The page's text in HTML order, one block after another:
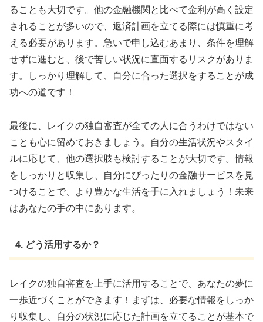
ることも大切です。他の金融機関と比べて金利が高く設定
されることが多いので、返済計画を立てる際には慎重に考
える必要があります。急いで申し込むあまり、条件を理解
せずに進むと、後で苦しい状況に直面するリスクがありま
す。しっかり理解して、自分に合った選択をすることが成
功への道です！
最後に、レイクの独自審査が全ての人に合うわけではない
ことも心に留めておきましょう。自分の生活状況やスタイ
ルに応じて、他の選択肢も検討することが大切です。情報
をしっかりと収集し、自分にぴったりの金融サービスを見
つけることで、より豊かな生活を手に入れましょう！未来
はあなたの手の中にあります。
4. どう活用するか？
レイクの独自審査を上手に活用することで、あなたの夢に
一歩近づくことができます！まずは、必要な情報をしっか
り収集し、自分の状況に応じた計画を立てることが基本で